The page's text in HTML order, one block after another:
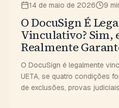
14 de maio de 2026 9
O DocuSign É
Vinculativo? Sim,
Realmente
O DocuSign é legalmente
UETA, se quatro condições
de exclusões, provas